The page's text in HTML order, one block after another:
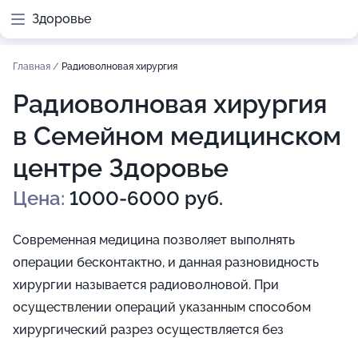
Здоровье
Главная / Радиоволновая хирургия
Радиоволновая хирургия
в Семейном медицинском
центре Здоровье
Цена: 1000-6000 руб.
Современная медицина позволяет выполнять
операции бесконтактно, и данная разновидность
хирургии называется радиоволновой. При
осуществлении операций указанным способом
хирургический разрез осуществляется без